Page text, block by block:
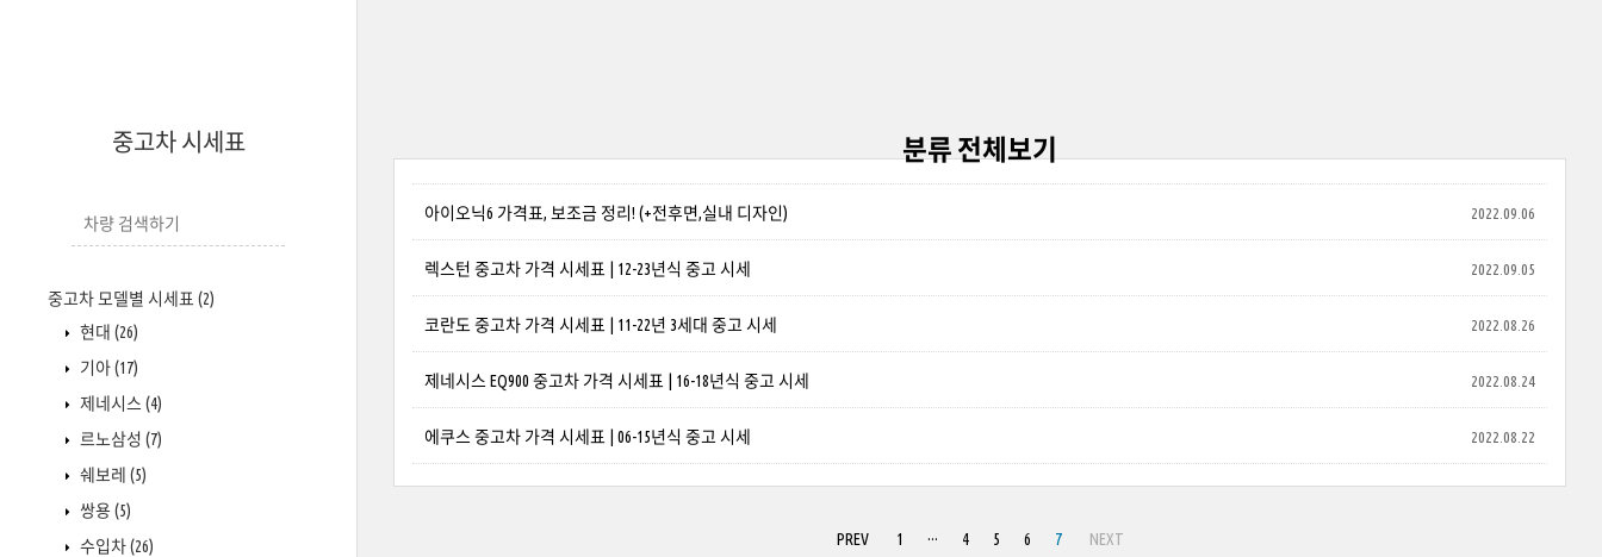
중고차 시세표
중고차 모델별 시세표 (2)
현대 (26)
기아(17)
제네시스 (4)
르노삼성 (7)
쉐보레 (5)
쌍용 (5)
수입차(26)
분류 전체보기
아이오닉6 가격표, 보조금 정리! (+전후면,실내 디자인) 2022.09.06
렉스턴 중고차 가격 시세표 | 12-23년식 중고 시세 2022.09.05
코란도 중고차 가격 시세표 | 11-22년 3세대 중고 시세 2022.08.26
제네시스 EQ900 중고차 가격 시세표 | 16-18년식 중고 시세 2022.08.24
에쿠스 중고차 가격 시세표 | 06-15년식 중고 시세 2022.08.22
PREV 1 ··· 4 5 6 7 NEXT